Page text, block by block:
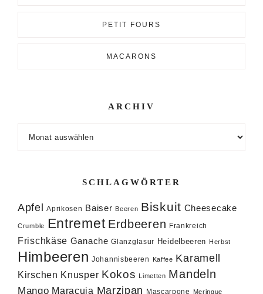
PETIT FOURS
MACARONS
ARCHIV
SCHLAGWÖRTER
Apfel Aprikosen Baiser Beeren Biskuit Cheesecake
Crumble Entremet Erdbeeren Frankreich
Frischkäse Ganache Glanzglasur Heidelbeeren Herbst
Himbeeren Johannisbeeren Kaffee Karamell
Kirschen Knusper Kokos Limetten Mandeln
Mango Maracuja Marzipan Mascarpone Meringue